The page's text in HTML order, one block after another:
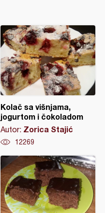
Kolač sa višnjama,
jogurtom i čokoladom
Autor: Zorica Stajić
12269